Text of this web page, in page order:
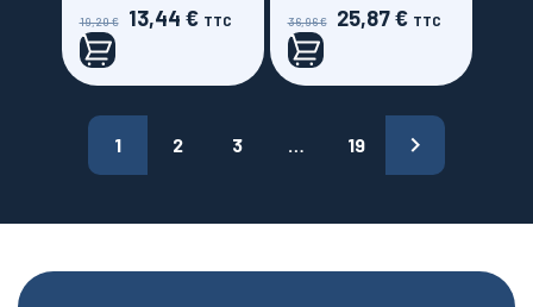
Prix
de
base
19,20 € Prix
13,44 € TTC
Prix
de
base
36,96 € Prix
25,87 € TTC
1 2 3 … 19 